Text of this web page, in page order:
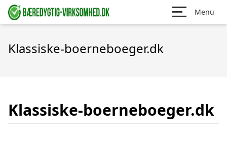
Menu
Klassiske-boerneboeger.dk
Klassiske-boerneboeger.dk